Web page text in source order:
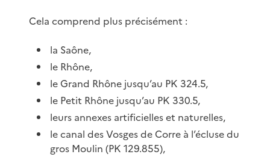
Cela comprend plus précisément :
la Saône,
le Rhône,
le Grand Rhône jusqu’au PK 324.5,
le Petit Rhône jusqu’au PK 330.5,
leurs annexes artificielles et naturelles,
le canal des Vosges de Corre à l’écluse du
gros Moulin (PK 129.855),